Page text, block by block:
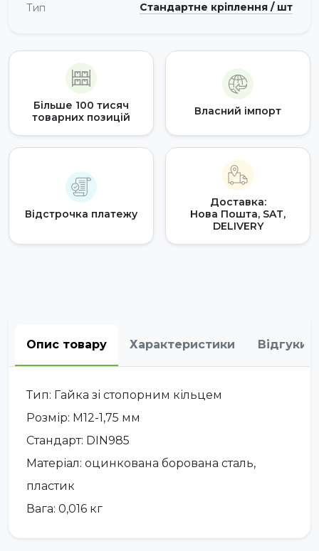
Тип Стандартне кріплення / шт
Більше 100 тисяч
товарних позицій
Власний імпорт
Відстрочка платежу
Доставка:
Нова Пошта, SAT,
DELIVERY
Опис товару Характеристики Відгуки
Тип: Гайка зі стопорним кільцем
Розмір: М12-1,75 мм
Стандарт: DIN985
Матеріал: оцинкована борована сталь,
пластик
Вага: 0,016 кг